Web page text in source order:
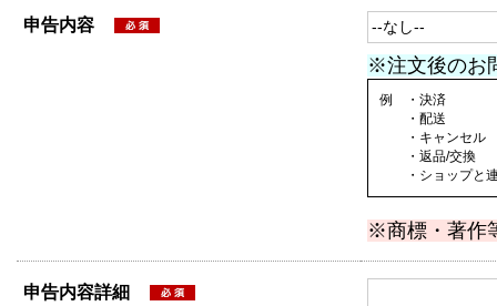
申告内容
※注文後のお
例 ・決済
・配送
・キャンセル
・返品/交換
・ショップと連
※商標・著作
申告内容詳細